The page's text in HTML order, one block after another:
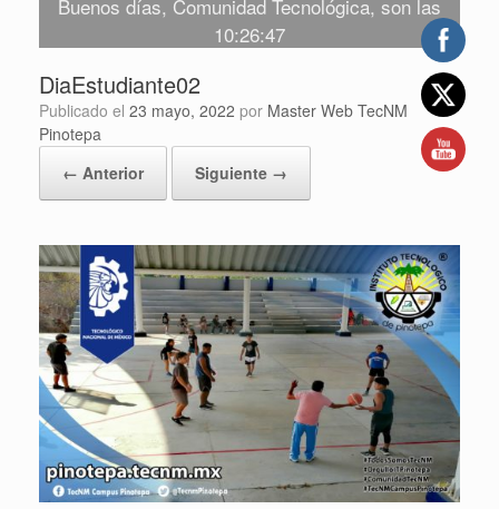
Buenos días, Comunidad Tecnológica, son las
10:26:47
DiaEstudiante02
Publicado el 23 mayo, 2022 por Master Web TecNM
Pinotepa
← Anterior
Siguiente →